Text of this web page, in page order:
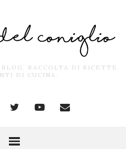
RACCOLTA DI RICETTE
DI CUCINA.